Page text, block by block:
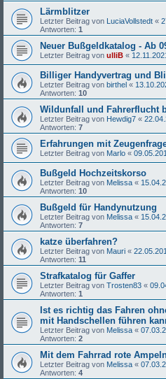
Lärmblitzer
Letzter Beitrag von LuciaVollstedt «
Antworten: 1
Neuer Bußgeldkatalog - Ab
Letzter Beitrag von ulliB «
Billiger Handyvertrag und
Letzter Beitrag von birthel «
Antworten: 10
Wildunfall und Fahrerflucht
Letzter Beitrag von Hewdig7 «
Antworten: 7
Erfahrungen mit
Letzter Beitrag von Marlo «
Bußgeld Hochzeitskorso
Letzter Beitrag von Melissa «
Antworten: 10
Bußgeld für Handynutzung
Letzter Beitrag von Melissa «
Antworten: 7
katze überfahren?
Letzter Beitrag von Mauri «
Antworten: 11
Strafkatalog für Gaffer
Letzter Beitrag von Trosten83 «
Antworten: 1
Ist es richtig das Fahren
mit Handschellen führen
Letzter Beitrag von Melissa «
Antworten: 2
Mit dem Fahrrad rote
Letzter Beitrag von Melissa «
Antworten: 4